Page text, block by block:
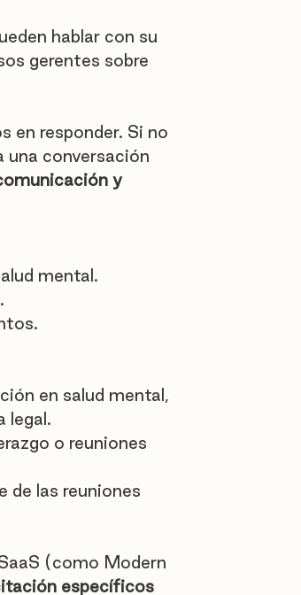
hablar con su
gerentes sobre
en responder. Si no
conversación
y
mental.
en salud mental,
legal.
o reuniones
de las reuniones
(como Modern
específicos